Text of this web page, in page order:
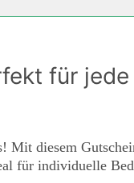
für jede
Mit diesem
für individuelle